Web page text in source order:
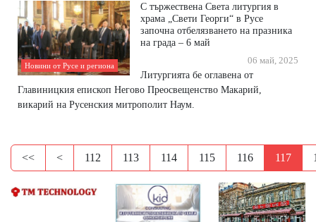
Новини от Русе и региона
С тържествена Света литургия в
храма „Свети Георги“ в Русе
започна отбелязването на празника
на града – 6 май
06 май, 2025
Литургията бе оглавена от
Главиницкия епископ Негово Преосвещенство Макарий,
викарий на Русенския митрополит Наум.
<< < 112 113 114 115 116 117